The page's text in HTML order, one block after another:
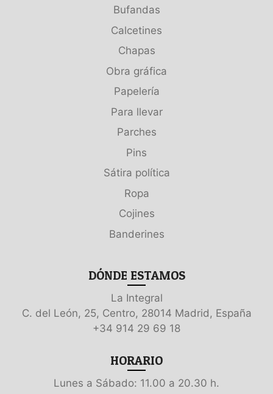
Bufandas
Calcetines
Chapas
Obra gráfica
Papelería
Para llevar
Parches
Pins
Sátira política
Ropa
Cojines
Banderines
DÓNDE ESTAMOS
La Integral
C. del León, 25, Centro, 28014 Madrid, España
+34 914 29 69 18
HORARIO
Lunes a Sábado: 11.00 a 20.30 h.